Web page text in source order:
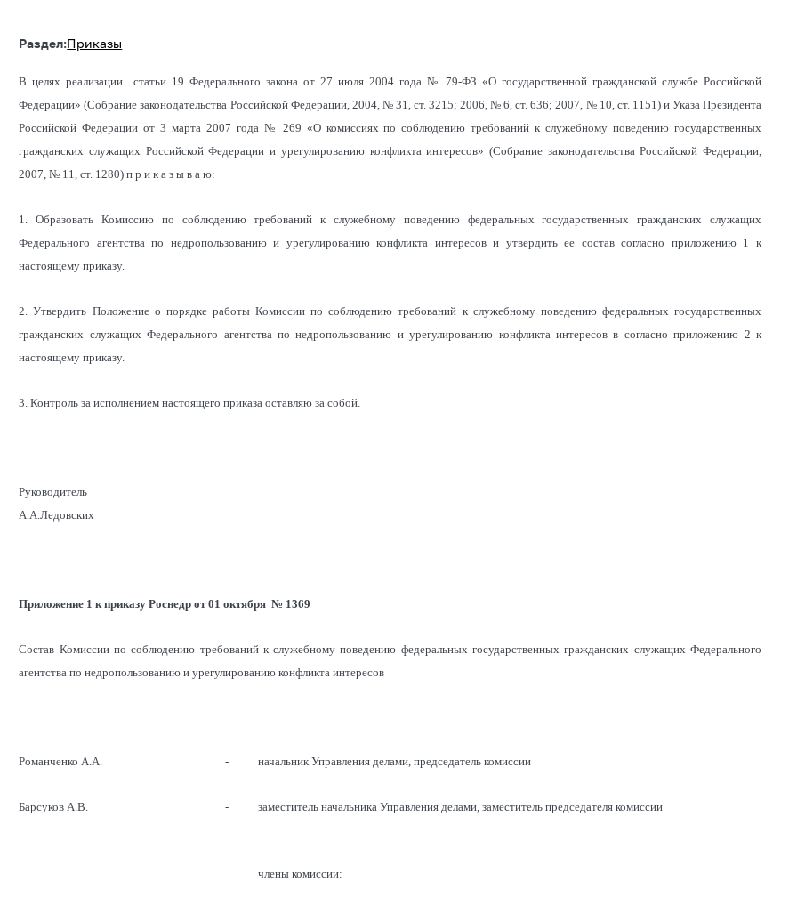
Раздел:Приказы
В целях реализации статьи 19 Федерального закона от 27 июля 2004 года № 79-ФЗ «О государственной гражданской службе Российской
Федерации» (Собрание законодательства Российской Федерации, 2004, № 31, ст. 3215; 2006, № 6, ст. 636; 2007, № 10, ст. 1151) и Указа Президента
Российской Федерации от 3 марта 2007 года № 269 «О комиссиях по соблюдению требований к служебному поведению государственных
гражданских служащих Российской Федерации и урегулированию конфликта интересов» (Собрание законодательства Российской Федерации,
2007, № 11, ст. 1280) п р и к а з ы в а ю:
1. Образовать Комиссию по соблюдению требований к служебному поведению федеральных государственных гражданских служащих
Федерального агентства по недропользованию и урегулированию конфликта интересов и утвердить ее состав согласно приложению 1 к
настоящему приказу.
2. Утвердить Положение о порядке работы Комиссии по соблюдению требований к служебному поведению федеральных государственных
гражданских служащих Федерального агентства по недропользованию и урегулированию конфликта интересов в согласно приложению 2 к
настоящему приказу.
3. Контроль за исполнением настоящего приказа оставляю за собой.
Руководитель
А.А.Ледовских
Приложение 1 к приказу Роснедр от 01 октября № 1369
Состав Комиссии по соблюдению требований к служебному поведению федеральных государственных гражданских служащих Федерального
агентства по недропользованию и урегулированию конфликта интересов
Романченко А.А. - начальник Управления делами, председатель комиссии
Барсуков А.В. - заместитель начальника Управления делами, заместитель председателя комиссии
члены комиссии: